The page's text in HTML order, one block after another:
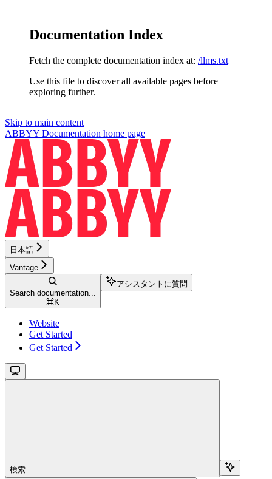
Documentation Index
Fetch the complete documentation index at: /llms.txt
Use this file to discover all available pages before
exploring further.
Skip to main content
ABBYY Documentation home page
日本語
Vantage
Search documentation...
⌘K
アシスタントに質問
Website
Get Started
Get Started
検索...